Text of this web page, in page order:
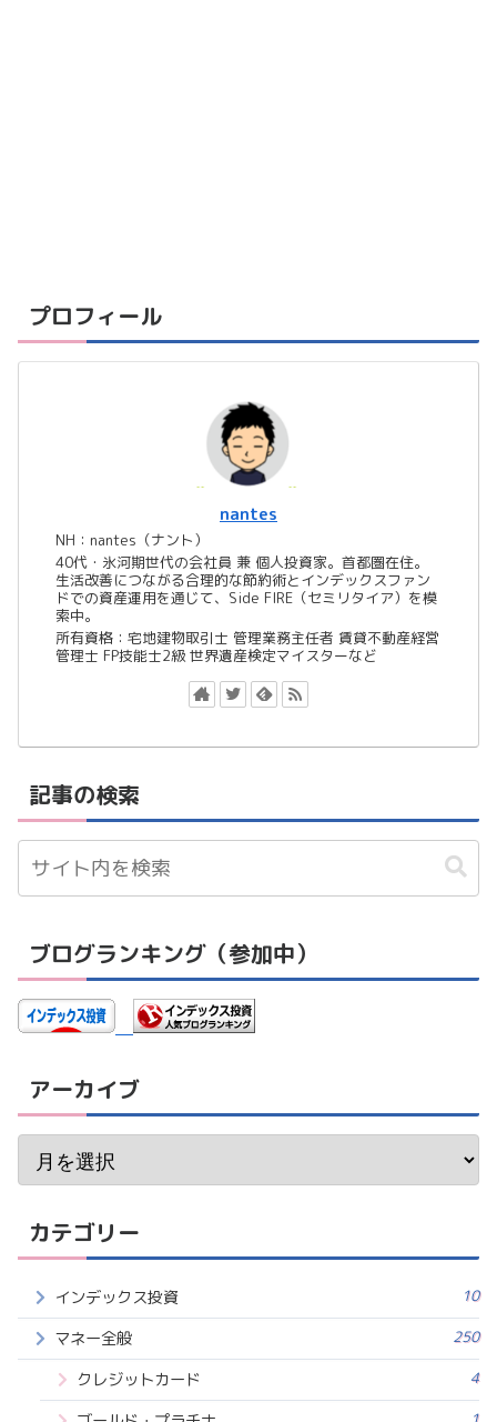
プロフィール
nantes
NH：nantes（ナント）
40代・氷河期世代の会社員 兼 個人投資家。首都圏在住。
生活改善につながる合理的な節約術とインデックスファン
ドでの資産運用を通じて、Side FIRE（セミリタイア）を模
索中。
所有資格：宅地建物取引士 管理業務主任者 賃貸不動産経営
管理士 FP技能士2級 世界遺産検定マイスターなど
記事の検索
ブログランキング（参加中）
アーカイブ
カテゴリー
インデックス投資 10
マネー全般 250
クレジットカード 4